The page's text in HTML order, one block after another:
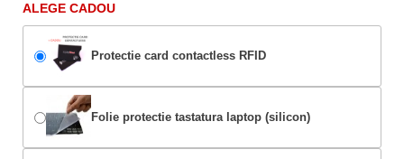
ALEGE CADOU
Protectie card contactless RFID
Folie protectie tastatura laptop (silicon)